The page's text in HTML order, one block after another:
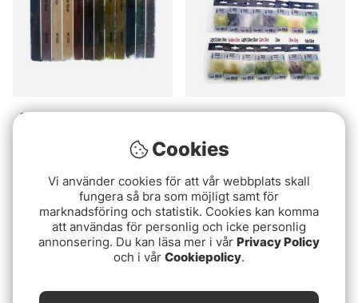
Semperfli Superfine
19 kr
Cookies
Vi använder cookies för att vår webbplats skall
fungera så bra som möjligt samt för
marknadsföring och statistik. Cookies kan komma
att användas för personlig och icke personlig
annonsering. Du kan läsa mer i vår Privacy Policy
och i vår Cookiepolicy.